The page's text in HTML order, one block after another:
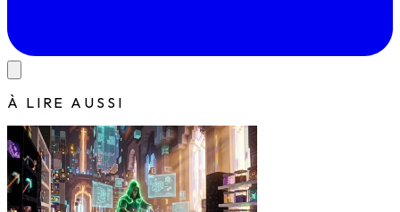
À LIRE AUSSI